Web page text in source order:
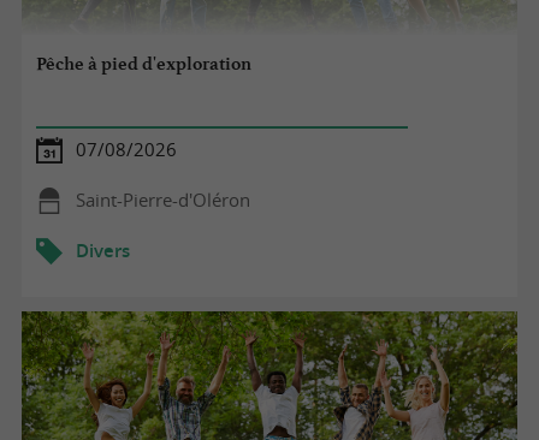
Pêche à pied d'exploration
07/08/2026
Saint-Pierre-d'Oléron
Divers